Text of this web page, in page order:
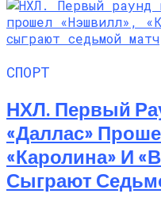
СПОРТ
НХЛ. Первый
«Даллас»
«Каролина» И
Сыграют